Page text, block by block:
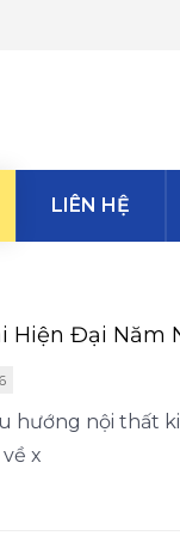
LIÊN HỆ
Hiện Đại Năm
hướng nội thất
x